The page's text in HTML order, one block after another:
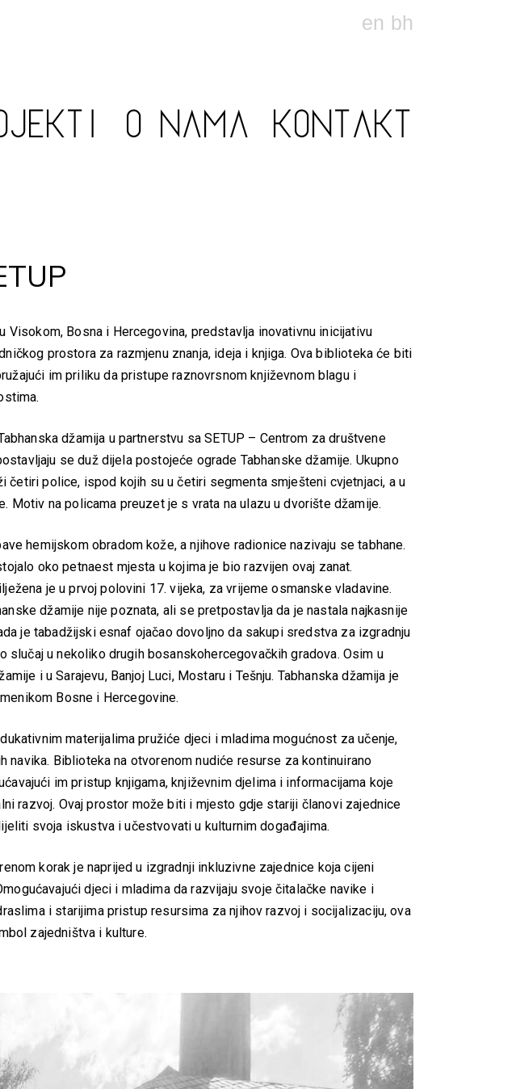
en bh
O NAMA KONTAKT
Visokom, Bosna i Hercegovina, predstavlja inovativnu inicijativu
prostora za razmjenu znanja, ideja i knjiga. Ova biblioteka će biti
im priliku da pristupe raznovrsnom književnom blagu i
džamija u partnerstvu sa SETUP – Centrom za društvene
se duž dijela postojeće ograde Tabhanske džamije. Ukupno
četiri police, ispod kojih su u četiri segmenta smješteni cvjetnjaci, a u
Motiv na policama preuzet je s vrata na ulazu u dvorište džamije.
hemijskom obradom kože, a njihove radionice nazivaju se tabhane.
oko petnaest mjesta u kojima je bio razvijen ovaj zanat.
je u prvoj polovini 17. vijeka, za vrijeme osmanske vladavine.
džamije nije poznata, ali se pretpostavlja da je nastala najkasnije
je tabadžijski esnaf ojačao dovoljno da sakupi sredstva za izgradnju
slučaj u nekoliko drugih bosanskohercegovačkih gradova. Osim u
i u Sarajevu, Banjoj Luci, Mostaru i Tešnju. Tabhanska džamija je
Bosne i Hercegovine.
materijalima pružiće djeci i mladima mogućnost za učenje,
navika. Biblioteka na otvorenom nudiće resurse za kontinuirano
im pristup knjigama, književnim djelima i informacijama koje
razvoj. Ovaj prostor može biti i mjesto gdje stariji članovi zajednice
svoja iskustva i učestvovati u kulturnim događajima.
korak je naprijed u izgradnji inkluzivne zajednice koja cijeni
djeci i mladima da razvijaju svoje čitalačke navike i
i starijima pristup resursima za njihov razvoj i socijalizaciju, ova
zajedništva i kulture.